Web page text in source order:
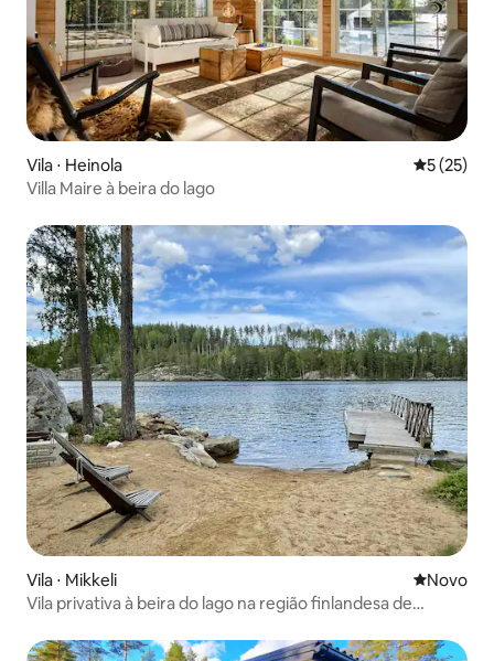
Vila ⋅ Heinola 5 de uma
5 (25)
Villa Maire à beira do lago
Vila ⋅ Mikkeli Novo
Novo
Vila privativa à beira do lago na região finlandesa de